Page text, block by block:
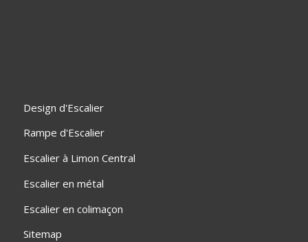
Design d'Escalier
Rampe d'Escalier
Escalier à Limon Central
Escalier en métal
Escalier en colimaçon
Sitemap